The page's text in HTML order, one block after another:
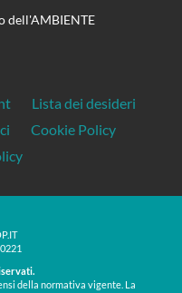
dell'AMBIENTE
Lista dei desideri
Cookie Policy
della normativa vigente. La